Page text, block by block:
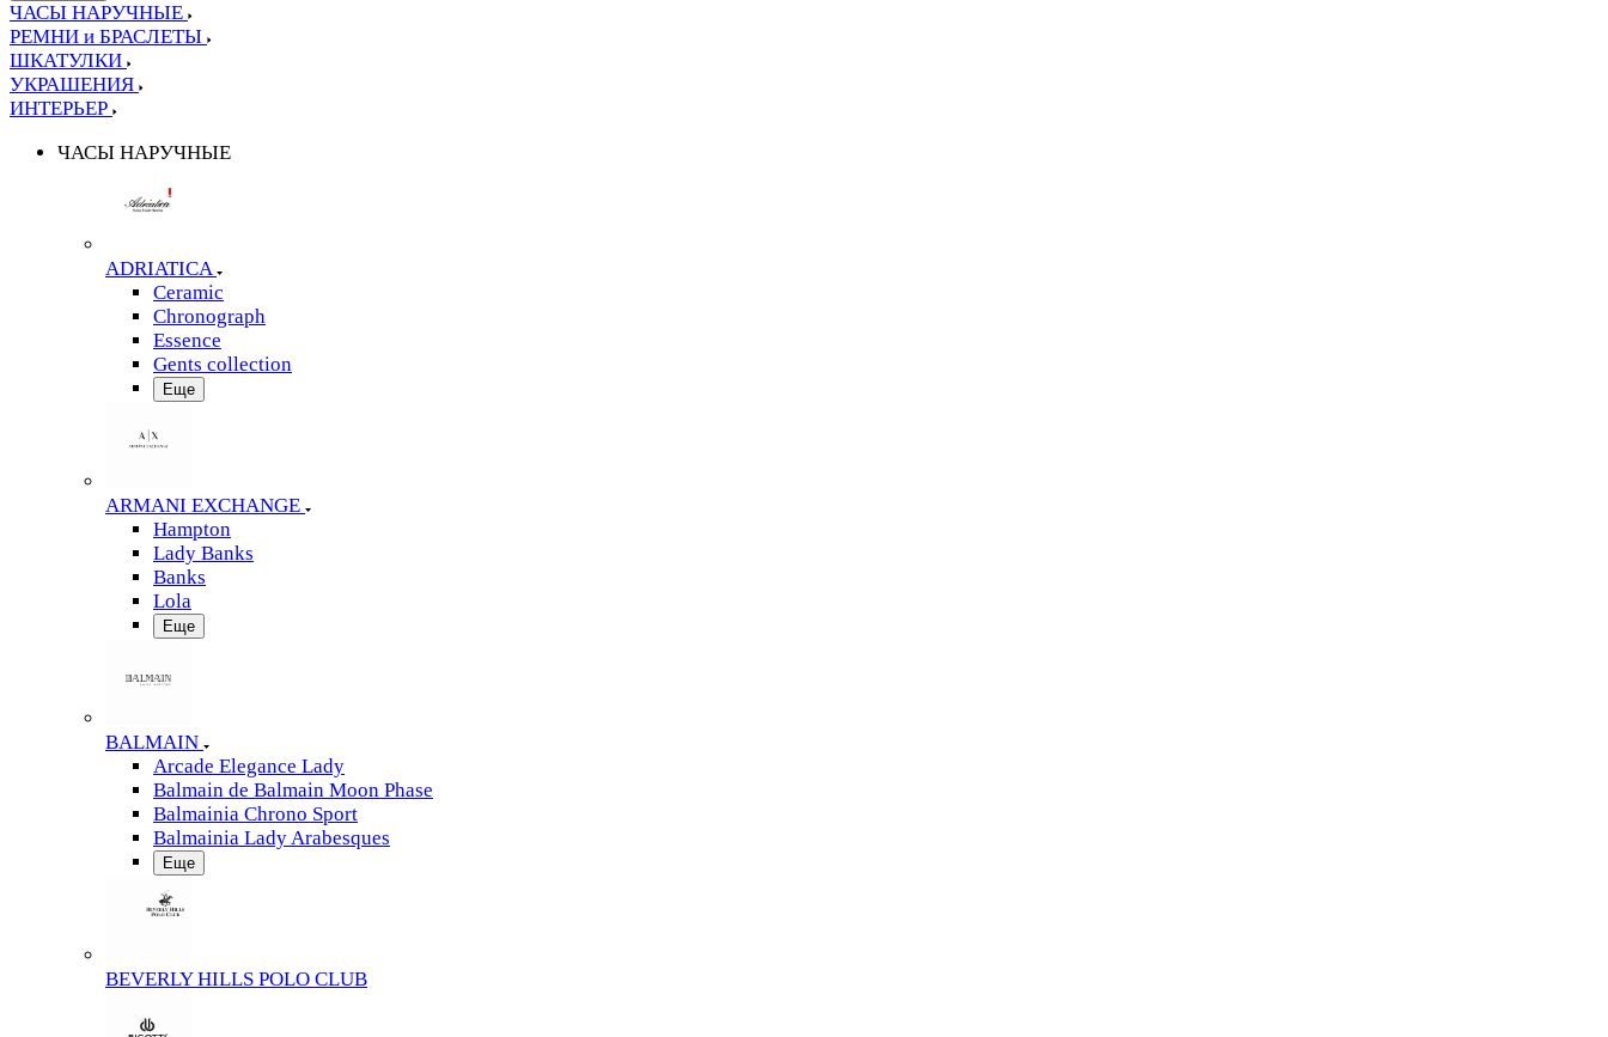
ЧАСЫ НАРУЧНЫЕ
РЕМНИ и БРАСЛЕТЫ
ШКАТУЛКИ
УКРАШЕНИЯ
ИНТЕРЬЕР
ЧАСЫ НАРУЧНЫЕ
ADRIATICA
Ceramic
Chronograph
Essence
Gents collection
Еще
ARMANI EXCHANGE
Hampton
Lady Banks
Banks
Lola
Еще
BALMAIN
Arcade Elegance Lady
Balmain de Balmain Moon Phase
Balmainia Chrono Sport
Balmainia Lady Arabesques
Еще
BEVERLY HILLS POLO CLUB